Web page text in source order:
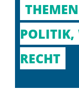
POLITIK,
RECHT